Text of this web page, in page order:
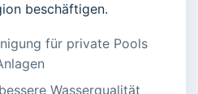
beschäftigen.
für private Pools
Wasserqualität